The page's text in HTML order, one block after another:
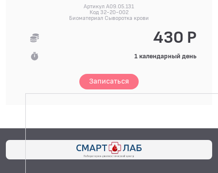
Артикул A09.05.131
Код 32-20-002
Биоматериал Сыворотка крови
430 Р
1 календарный день
Записаться